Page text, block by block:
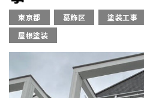
東京都 葛飾区 塗装工事
屋根塗装